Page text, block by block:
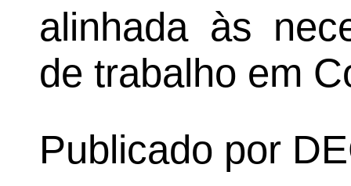
alinhada às
de trabalho em
Publicado por